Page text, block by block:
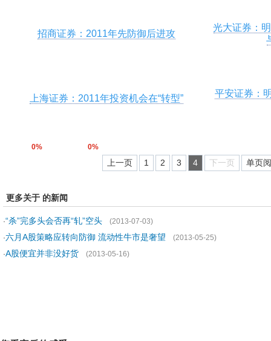
招商证券：2011年先防御后进攻
光大证券：
上海证券：2011年投资机会在“转型” 平安证券：
0% 0%
上一页 1 2 3 4 下一页 单页
更多关于 的新闻
·“杀”完多头会否再“轧”空头
(2013-07-03)
·六月A股策略应转向防御 流动性牛市是奢望
(2013-05-25)
·A股便宜并非没好货 (2013-05-16)